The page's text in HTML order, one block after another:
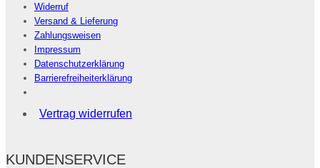
Widerruf
Versand & Lieferung
Zahlungsweisen
Impressum
Datenschutzerklärung
Barrierefreiheiterklärung
Vertrag widerrufen
KUNDENSERVICE